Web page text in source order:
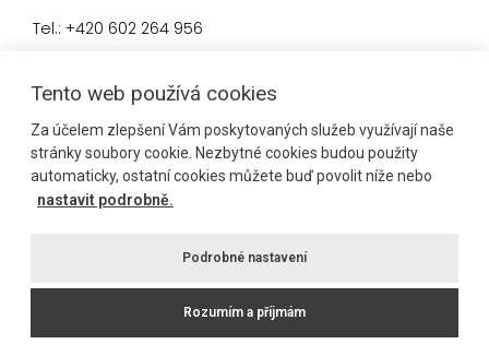
Tel.: +420 602 264 956
Architektonický návrh
CUBOID ARCHITEKTI s.r.o.
. Změny a tiskové chyby vyhrazeny.
Tento web používá cookies
Za účelem zlepšení Vám poskytovaných služeb využívají naše
stránky soubory cookie. Nezbytné cookies budou použity
automaticky, ostatní cookies můžete buď povolit níže nebo
nastavit podrobně.
Podrobné nastavení
Rozumím a příjmám